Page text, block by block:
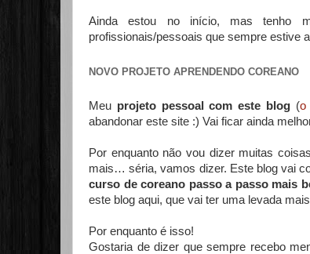
Ainda estou no início, mas tenho
profissionais/pessoais que sempre estive
NOVO PROJETO APRENDENDO COREANO
Meu projeto pessoal com este blog(o
abandonar este site :) Vai ficar ainda
Por enquanto não vou dizer muitas
mais… séria, vamos dizer. Este blog vai
curso de coreano passo a passo mais
este blog aqui, que vai ter uma levada
Por enquanto é isso!
Gostaria de dizer que sempre recebo